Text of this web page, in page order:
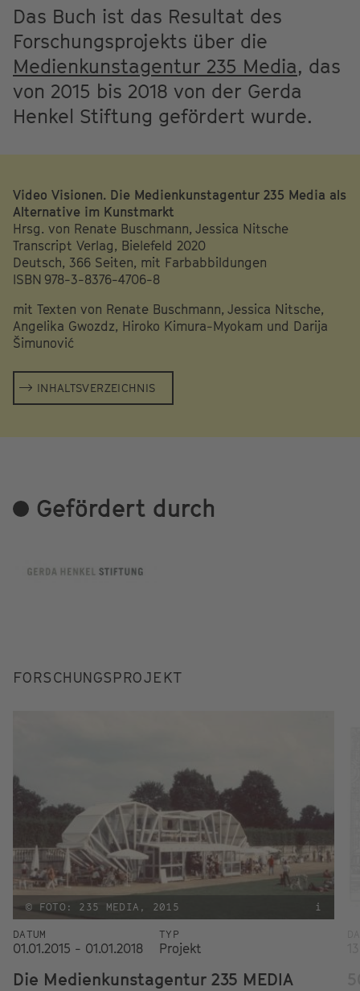
Das Buch ist das Resultat des
Forschungsprojekts über die
Medienkunstagentur 235 Media, das
von 2015 bis 2018 von der Gerda
Henkel Stiftung gefördert wurde.
Video Visionen. Die Medienkunstagentur 235 Media als
Alternative im Kunstmarkt
Hrsg. von Renate Buschmann, Jessica Nitsche
Transcript Verlag, Bielefeld 2020
Deutsch, 366 Seiten, mit Farbabbildungen
ISBN 978-3-8376-4706-8
mit Texten von Renate Buschmann, Jessica Nitsche,
Angelika Gwozdz, Hiroko Kimura-Myokam und Darija
Šimunović
INHALTSVERZEICHNIS
Gefördert durch
FORSCHUNGSPROJEKT
© FOTO: 235 MEDIA, 2015 i
DATUM
01.01.2015 - 01.01.2018
TYP
Projekt
Die Medienkunstagentur 235 MEDIA